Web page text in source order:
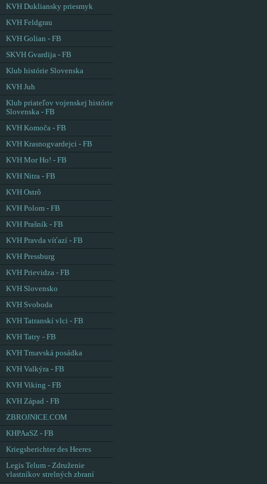
KVH Dukliansky priesmyk
KVH Feldgrau
KVH Golian - FB
SKVH Gvardija - FB
Klub histórie Slovenska
KVH Juh
Klub priateľov vojenskej histórie
Slovenska - FB
KVH Komoča - FB
KVH Krasnogvardejci - FB
KVH Mor Ho! - FB
KVH Nitra - FB
KVH Ostrô
KVH Polom - FB
KVH Prašník - FB
KVH Pravda víťazí - FB
KVH Pressburg
KVH Prievidza - FB
KVH Slovensko
KVH Svoboda
KVH Tatranskí vlci - FB
KVH Tatry - FB
KVH Trnavská posádka
KVH Valkýra - FB
KVH Viking - FB
KVH Západ - FB
ZBROJNICE.COM
KHPAaSZ - FB
Kriegsberichter des Heeres
Legis Telum - Združenie
vlastníkov strelných zbraní